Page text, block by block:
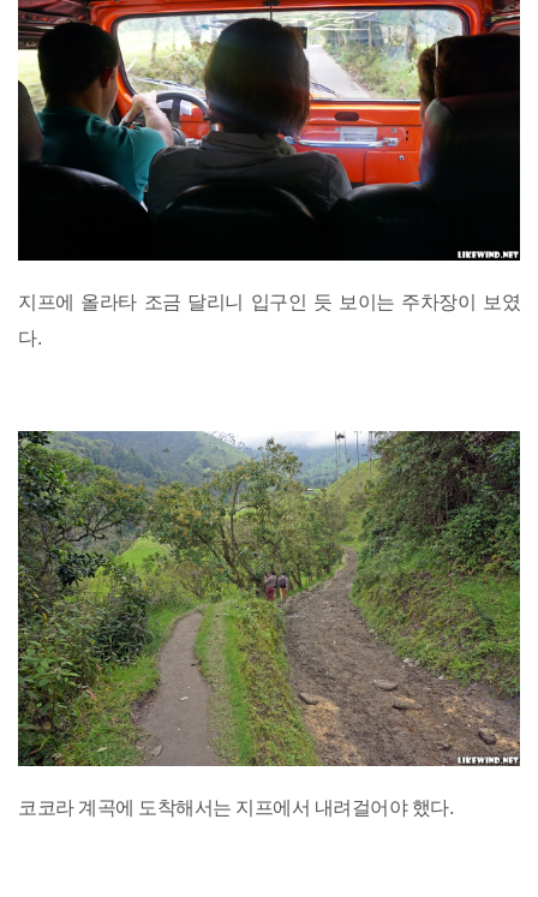
지프에 올라타 조금 달리니 입구인 듯 보이는 주차장이 보였
다.
코코라 계곡에 도착해서는 지프에서 내려걸어야 했다.